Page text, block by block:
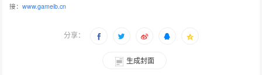
接：www.gameib.cn
分享：
生成封面